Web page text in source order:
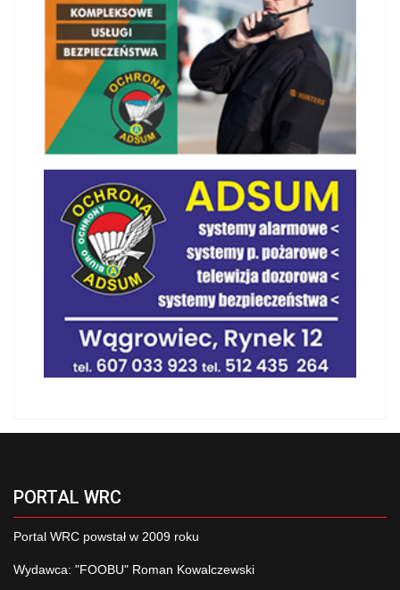
PORTAL WRC
Portal WRC powstał w 2009 roku
Wydawca: "FOOBU" Roman Kowalczewski